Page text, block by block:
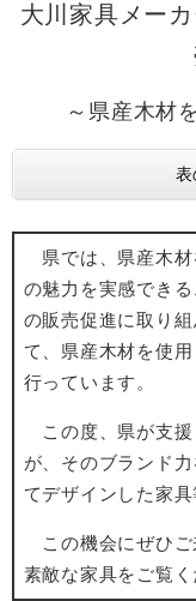
大川家具メー
～県産木材
表
県では、県産木材
の魅力を実感でき
の販売促進に取り
て、県産木材を使
行っています。
この度、県が支援
が、そのブランド
てデザインした家
この機会にぜひご
素敵な家具をご覧く